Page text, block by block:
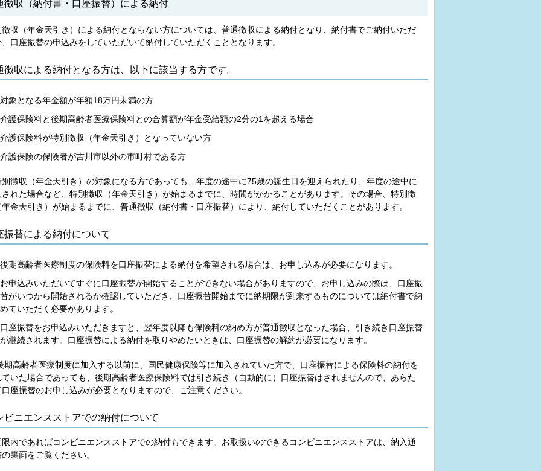
徴収（納付書・口座振替）による納付
徴収（年金天引き）による納付とならない方については、普通徴収による納付となり、納付書でご納付いただ
口座振替の申込みをしていただいて納付していただくこととなります。
徴収による納付となる方は、以下に該当する方です。
対象となる年金額が年額18万円未満の方
介護保険料と後期高齢者医療保険料との合算額が年金受給額の2分の1を超える場合
介護保険料が特別徴収（年金天引き）となっていない方
介護保険の保険者が吉川市以外の市町村である方
徴収（年金天引き）の対象になる方であっても、年度の途中に75歳の誕生日を迎えられたり、年度の途中に
された場合など、特別徴収（年金天引き）が始まるまでに、時間がかかることがあります。その場合、特別徴
金天引き）が始まるまでに、普通徴収（納付書・口座振替）により、納付していただくことがあります。
振替による納付について
後期高齢者医療制度の保険料を口座振替による納付を希望される場合は、お申し込みが必要になります。
お申込みいただいてすぐに口座振替が開始することができない場合がありますので、お申し込みの際は、口座振
替がいつから開始されるか確認していただき、口座振替開始までに納期限が到来するものについては納付書で納
めていただく必要があります。
口座振替をお申込みいただきますと、翌年度以降も保険料の納め方が普通徴収となった場合、引き続き口座振替
が継続されます。口座振替による納付を取りやめたいときは、口座振替の解約が必要になります。
高齢者医療制度に加入する以前に、国民健康保険等に加入されていた方で、口座振替による保険料の納付を
ていた場合であっても、後期高齢者医療保険料では引き続き（自動的に）口座振替はされませんので、あらた
座振替のお申し込みが必要となりますので、ご注意ください。
ビニエンスストアでの納付について
限内であればコンビニエンスストアでの納付もできます。お取扱いのできるコンビニエンスストアは、納入通
裏面をご覧ください。